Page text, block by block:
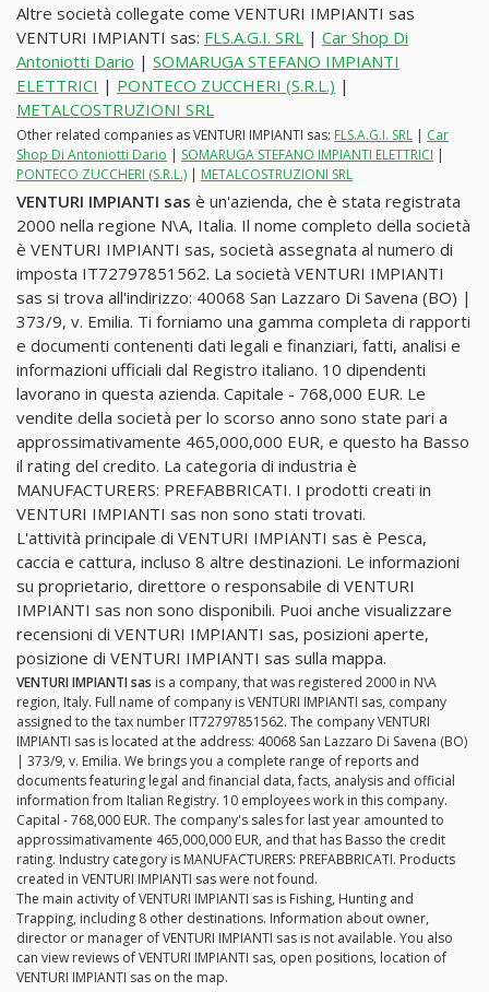
Altre società collegate come VENTURI IMPIANTI sas
VENTURI IMPIANTI sas: FLS.A.G.I. SRL | Car Shop Di
Antoniotti Dario | SOMARUGA STEFANO IMPIANTI
ELETTRICI | PONTECO ZUCCHERI (S.R.L.) |
METALCOSTRUZIONI SRL
Other related companies as VENTURI IMPIANTI sas: FLS.A.G.I. SRL | Car
Shop Di Antoniotti Dario | SOMARUGA STEFANO IMPIANTI ELETTRICI |
PONTECO ZUCCHERI (S.R.L.) | METALCOSTRUZIONI SRL
VENTURI IMPIANTI sas è un'azienda, che è stata registrata
2000 nella regione N\A, Italia. Il nome completo della società
è VENTURI IMPIANTI sas, società assegnata al numero di
imposta IT72797851562. La società VENTURI IMPIANTI
sas si trova all'indirizzo: 40068 San Lazzaro Di Savena (BO) |
373/9, v. Emilia. Ti forniamo una gamma completa di rapporti
e documenti contenenti dati legali e finanziari, fatti, analisi e
informazioni ufficiali dal Registro italiano. 10 dipendenti
lavorano in questa azienda. Capitale - 768,000 EUR. Le
vendite della società per lo scorso anno sono state pari a
approssimativamente 465,000,000 EUR, e questo ha Basso
il rating del credito. La categoria di industria è
MANUFACTURERS: PREFABBRICATI. I prodotti creati in
VENTURI IMPIANTI sas non sono stati trovati.
L'attività principale di VENTURI IMPIANTI sas è Pesca,
caccia e cattura, incluso 8 altre destinazioni. Le informazioni
su proprietario, direttore o responsabile di VENTURI
IMPIANTI sas non sono disponibili. Puoi anche visualizzare
recensioni di VENTURI IMPIANTI sas, posizioni aperte,
posizione di VENTURI IMPIANTI sas sulla mappa.
VENTURI IMPIANTI sas is a company, that was registered 2000 in N\A
region, Italy. Full name of company is VENTURI IMPIANTI sas, company
assigned to the tax number IT72797851562. The company VENTURI
IMPIANTI sas is located at the address: 40068 San Lazzaro Di Savena (BO)
| 373/9, v. Emilia. We brings you a complete range of reports and
documents featuring legal and financial data, facts, analysis and official
information from Italian Registry. 10 employees work in this company.
Capital - 768,000 EUR. The company's sales for last year amounted to
approssimativamente 465,000,000 EUR, and that has Basso the credit
rating. Industry category is MANUFACTURERS: PREFABBRICATI. Products
created in VENTURI IMPIANTI sas were not found.
The main activity of VENTURI IMPIANTI sas is Fishing, Hunting and
Trapping, including 8 other destinations. Information about owner,
director or manager of VENTURI IMPIANTI sas is not available. You also
can view reviews of VENTURI IMPIANTI sas, open positions, location of
VENTURI IMPIANTI sas on the map.